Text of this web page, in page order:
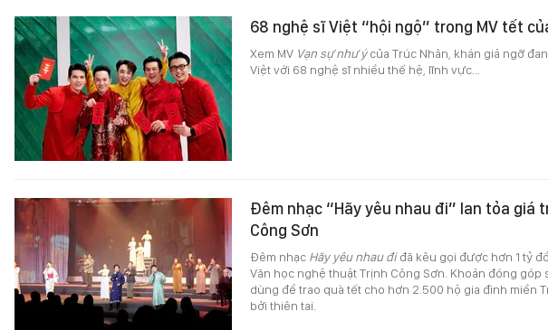
68 nghệ sĩ Việt “hội ngộ” trong MV tết
Xem MV Vạn sự như ýcủa Trúc Nhân, khán giả ngỡ
Việt với 68 nghệ sĩ nhiều thế hệ, lĩnh vực…
Đêm nhạc “Hãy yêu nhau đi” lan tỏa giá
Công Sơn
Đêm nhạc Hãy yêu nhau điđã kêu gọi được hơn 1 tỷ
Văn học nghệ thuật Trịnh Công Sơn. Khoản đóng
dùng để trao quà tết cho hơn 2.500 hộ gia đình miền
bởi thiên tai.